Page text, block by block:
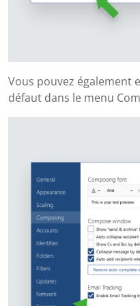
Vous pouvez également
défaut dans le menu